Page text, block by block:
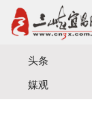
宜昌三峡融媒
头条
媒观